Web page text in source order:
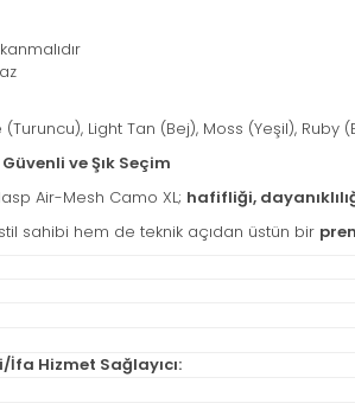
Light Tan (Bej), Moss (Yeşil), Ruby
ve Şık Seçim
Air-Mesh Camo XL; hafifliği,
sahibi hem de teknik açıdan üstün bir
Hizmet Sağlayıcı: